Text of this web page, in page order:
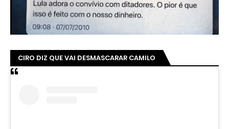
CIRO DIZ QUE VAI DESMASCARAR CAMILO